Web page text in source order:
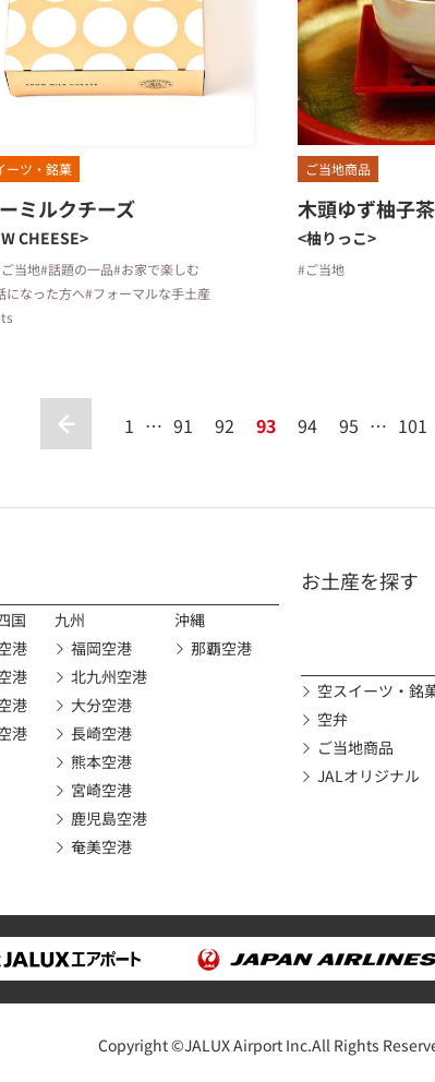
ーツ・銘菓
ミルクチーズ
CHEESE>
当地#話題の一品#お家で楽しむ
になった方へ#フォーマルな手土産
ご当地商品
木頭ゆず柚子茶
<柚りっこ>
#ご当地
1 … 91 92 93 94 95 … 101
国
港
港
港
港
九州
福岡空港
北九州空港
大分空港
長崎空港
熊本空港
宮崎空港
鹿児島空港
奄美空港
沖縄
那覇空港
お土産を探す
空スイーツ・銘
空弁
ご当地商品
JALオリジナル
Copyright ©JALUX Airport Inc.All Rights